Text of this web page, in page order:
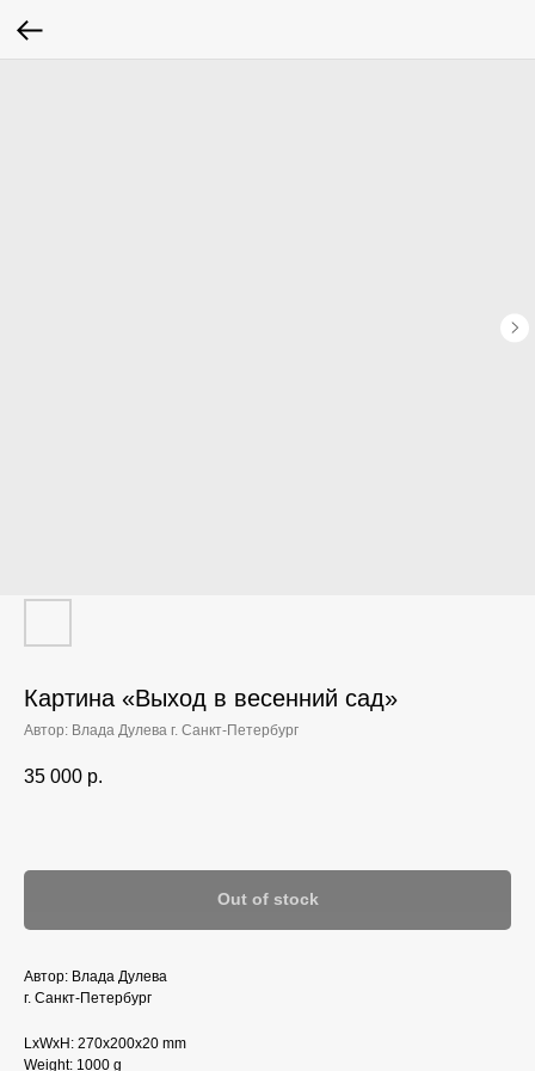
Картина «Выход в весенний сад»‎
Автор: Влада Дулева г. Санкт-Петербург
35 000 р.
Out of stock
Автор: Влада Дулева
г. Санкт-Петербург
LxWxH: 270x200x20 mm
Weight: 1000 g